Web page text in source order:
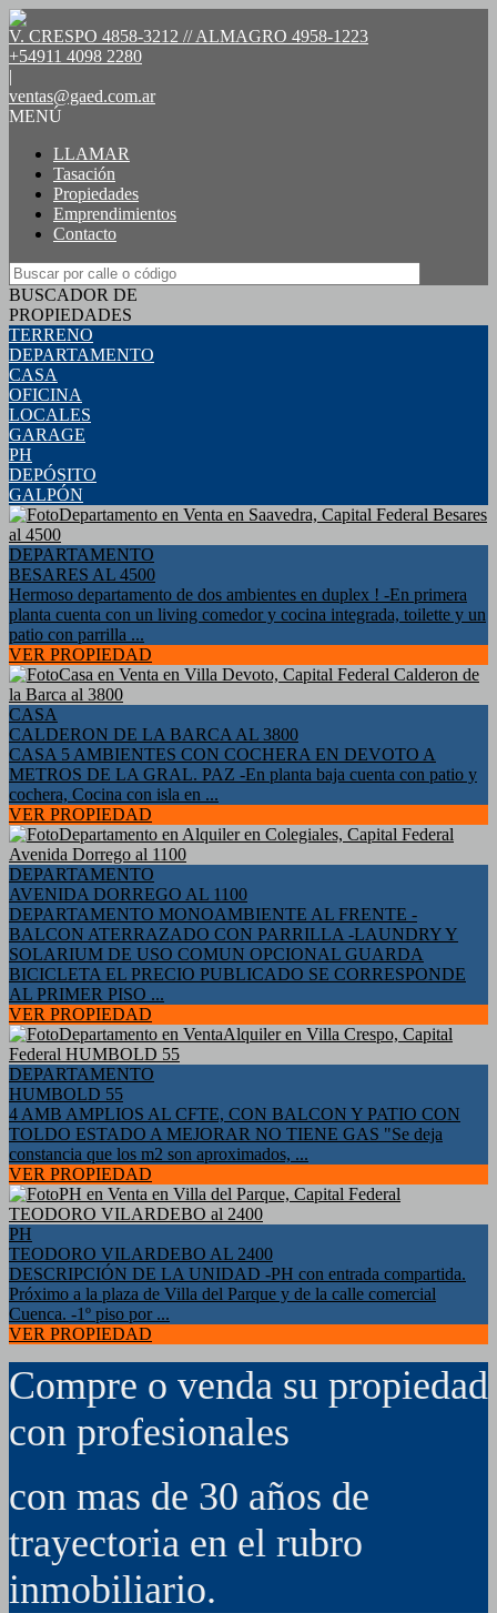
V. CRESPO 4858-3212 // ALMAGRO 4958-1223
+54911 4098 2280
|
ventas@gaed.com.ar
MENÚ
LLAMAR
Tasación
Propiedades
Emprendimientos
Contacto
BUSCADOR DE
PROPIEDADES
TERRENO
DEPARTAMENTO
CASA
OFICINA
LOCALES
GARAGE
PH
DEPÓSITO
GALPÓN
DEPARTAMENTO
BESARES AL 4500
Hermoso departamento de dos ambientes en duplex ! -En primera
planta cuenta con un living comedor y cocina integrada, toilette y un
patio con parrilla ...
VER PROPIEDAD
CASA
CALDERON DE LA BARCA AL 3800
CASA 5 AMBIENTES CON COCHERA EN DEVOTO A
METROS DE LA GRAL. PAZ -En planta baja cuenta con patio y
cochera, Cocina con isla en ...
VER PROPIEDAD
DEPARTAMENTO
AVENIDA DORREGO AL 1100
DEPARTAMENTO MONOAMBIENTE AL FRENTE -
BALCON ATERRAZADO CON PARRILLA -LAUNDRY Y
SOLARIUM DE USO COMUN OPCIONAL GUARDA
BICICLETA EL PRECIO PUBLICADO SE CORRESPONDE
AL PRIMER PISO ...
VER PROPIEDAD
DEPARTAMENTO
HUMBOLD 55
4 AMB AMPLIOS AL CFTE, CON BALCON Y PATIO CON
TOLDO ESTADO A MEJORAR NO TIENE GAS "Se deja
constancia que los m2 son aproximados, ...
VER PROPIEDAD
PH
TEODORO VILARDEBO AL 2400
DESCRIPCIÓN DE LA UNIDAD -PH con entrada compartida.
Próximo a la plaza de Villa del Parque y de la calle comercial
Cuenca. -1º piso por ...
VER PROPIEDAD
Compre o venda su propiedad
con profesionales
con mas de 30 años de
trayectoria en el rubro
inmobiliario.